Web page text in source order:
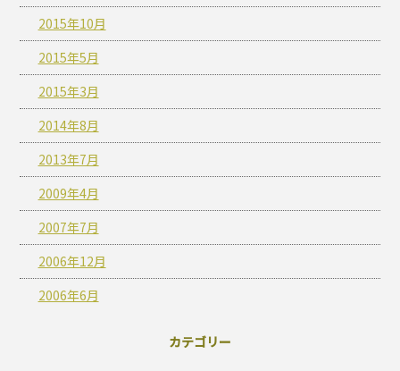
2015年10月
2015年5月
2015年3月
2014年8月
2013年7月
2009年4月
2007年7月
2006年12月
2006年6月
カテゴリー